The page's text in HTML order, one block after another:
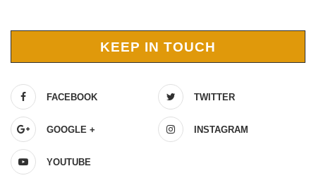
KEEP IN TOUCH
FACEBOOK TWITTER
GOOGLE + INSTAGRAM
YOUTUBE